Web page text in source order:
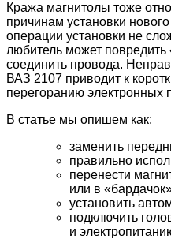
Кража магнитолы тоже
причинам установки
операции установки не
любитель может
соединить провода.
ВАЗ 2107 приводит к
перегоранию электронных
В статье мы опишем как:
заменить
правильно
перенести
или в
установить
подключить
и